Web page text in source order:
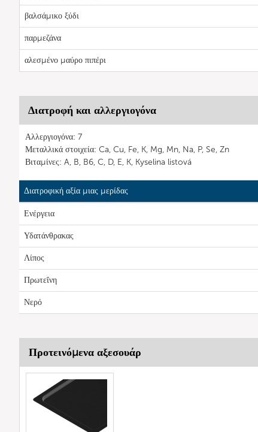
βαλσάμικο ξύδι
παρμεζάνα
αλεσμένο μαύρο πιπέρι
Διατροφή και αλλεργιογόνα
Αλλεργιογόνα: 7
Μεταλλικά στοιχεία: Ca, Cu, Fe, K, Mg, Mn, Na, P, Se, Zn
Βιταμίνες: A, B, B6, C, D, E, K, Kyselina listová
Διατροφική αξία μιας μερίδας
Ενέργεια
Υδατάνθρακας
Λίπος
Πρωτεΐνη
Νερό
Προτεινόμενα αξεσουάρ